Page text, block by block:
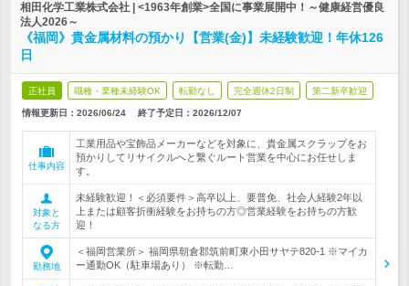
相田化学工業株式会社 | <1963年創業>全国に事業展開中！～健康経営優良
法人2026～
《福岡》貴金属材料の預かり【営業(金)】未経験歓迎！年休126
日
正社員 職種・業種未経験OK 転勤なし 完全週休2日制 第二新卒歓迎
情報更新日：2026/06/24 終了予定日： 2026/12/07
仕事内容
工業用品や宝飾品メーカーなどを対象に、貴金属スクラップをお
預かりしてリサイクルへと繋ぐルート営業を中心にお任せしま
す。
対象と
なる方
未経験歓迎！＜必須要件＞高卒以上、要普免、社会人経験2年以
上または顧客折衝経験をお持ちの方◎営業経験をお持ちの方歓
迎！
勤務地
＜福岡営業所＞ 福岡県朝倉郡筑前町東小田サヤテ820-1 ※マイカ
ー通勤OK（駐車場あり） ※転勤…